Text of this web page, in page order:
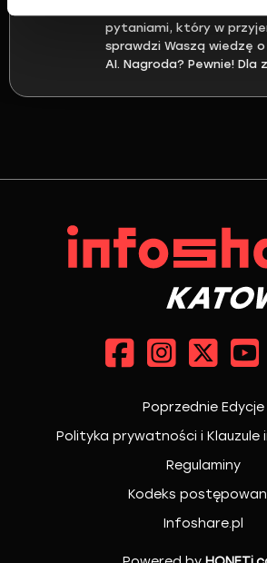
pytaniami, który w
sprawdzi Waszą wiedzę
AI. Nagroda? Pewnie! Dla
Poprzednie Edycje
Polityka prywatności i Klauzule
Regulaminy
Kodeks
Infoshare.pl